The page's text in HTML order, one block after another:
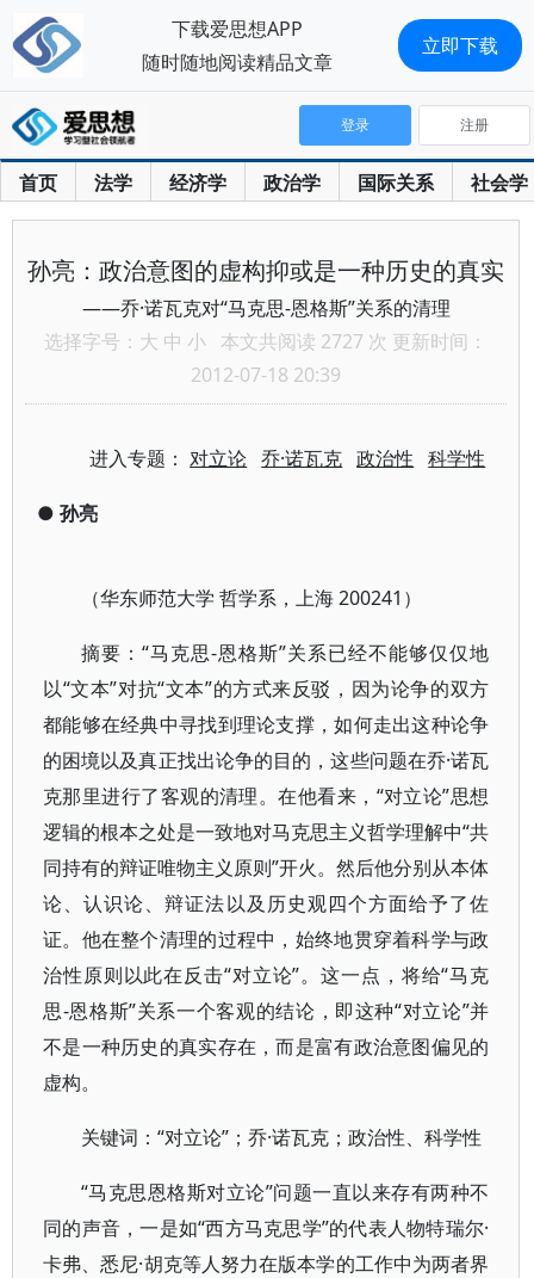
首页 法学 经济学 政治学 国际关系 社会学
登录 注册
孙亮：政治意图的虚构抑或是一种历史的真实
——乔·诺瓦克对“马克思-恩格斯”关系的清理
选择字号： 大 中 小 本文共阅读 2727 次 更新时间：
2012-07-18 20:39
进入专题：对立论 乔·诺瓦克 政治性 科学性
● 孙亮
（华东师范大学 哲学系，上海 200241）
摘要：“马克思-恩格斯”关系已经不能够仅仅地
以“文本”对抗“文本”的方式来反驳，因为论争的双方
都能够在经典中寻找到理论支撑，如何走出这种论争
的困境以及真正找出论争的目的，这些问题在乔·诺瓦
克那里进行了客观的清理。在他看来，“对立论”思想
逻辑的根本之处是一致地对马克思主义哲学理解中“共
同持有的辩证唯物主义原则”开火。然后他分别从本体
论、认识论、辩证法以及历史观四个方面给予了佐
证。他在整个清理的过程中，始终地贯穿着科学与政
治性原则以此在反击“对立论”。这一点，将给“马克
思-恩格斯”关系一个客观的结论，即这种“对立论”并
不是一种历史的真实存在，而是富有政治意图偏见的
虚构。
关键词：“对立论”；乔·诺瓦克；政治性、科学性
“马克思恩格斯对立论”问题一直以来存有两种不
同的声音，一是如“西方马克思学”的代表人物特瑞尔·
卡弗、悉尼·胡克等人努力在版本学的工作中为两者界
下载爱思想APP
随时随地阅读精品文章
立即下载